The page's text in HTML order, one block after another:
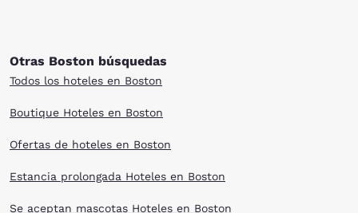
Otras Boston búsquedas
Todos los hoteles en Boston
Boutique Hoteles en Boston
Ofertas de hoteles en Boston
Estancia prolongada Hoteles en Boston
Se aceptan mascotas Hoteles en Boston